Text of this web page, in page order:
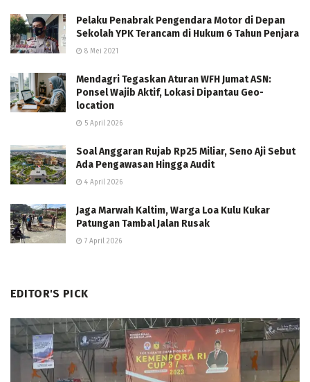
Pelaku Penabrak Pengendara Motor di Depan
Sekolah YPK Terancam di Hukum 6 Tahun Penjara
8 Mei 2021
Mendagri Tegaskan Aturan WFH Jumat ASN:
Ponsel Wajib Aktif, Lokasi Dipantau Geo-
location
5 April 2026
Soal Anggaran Rujab Rp25 Miliar, Seno Aji Sebut
Ada Pengawasan Hingga Audit
4 April 2026
Jaga Marwah Kaltim, Warga Loa Kulu Kukar
Patungan Tambal Jalan Rusak
7 April 2026
EDITOR'S PICK